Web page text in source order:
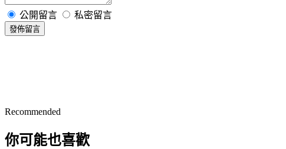
公開留言 私密留言
發佈留言
Recommended
你可能也喜歡